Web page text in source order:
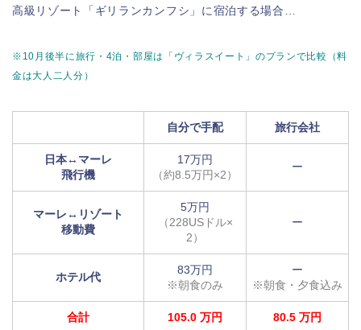
高級リゾート「ギリランカンフシ」に宿泊する場合…
※10月後半に旅行・4泊・部屋は「ヴィラスイート」のプランで比較（料
金は大人二人分）
自分で手配 旅行会社
日本↔︎マーレ
飛行機
17万円
（約8.5万円×2）
ー
マーレ↔︎リゾート
移動費
5万円
（228USドル×
2）
ー
ホテル代
83万円
※朝食のみ
ー
※朝食・夕食込み
合計 105.0 万円 80.5 万円